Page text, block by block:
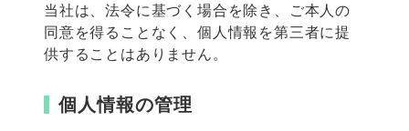
当社は、法令に基づく場合を除き、ご本人の
同意を得ることなく、個人情報を第三者に提
供することはありません。
個人情報の管理